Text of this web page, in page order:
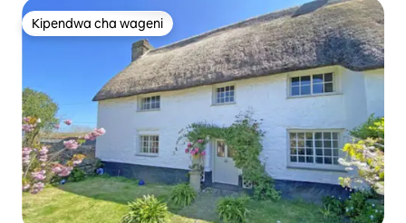
Kipendwa cha wageni
Kipendwa cha wageni